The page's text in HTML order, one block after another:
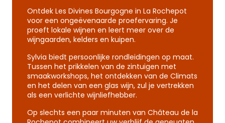
Ontdek Les Divines Bourgogne in La Rochepot
voor een ongeëvenaarde proefervaring. Je
proeft lokale wijnen en leert meer over de
wijngaarden, kelders en kuipen.
Sylvia biedt persoonlijke rondleidingen op maat.
Tussen het prikkelen van de zintuigen met
smaakworkshops, het ontdekken van de Climats
en het delen van een glas wijn, zul je vertrekken
als een verlichte wijnliefhebber.
Op slechts een paar minuten van Château de la